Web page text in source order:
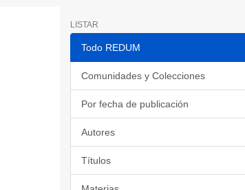
LISTAR
Todo REDUM
Comunidades y Colecciones
Por fecha de publicación
Autores
Títulos